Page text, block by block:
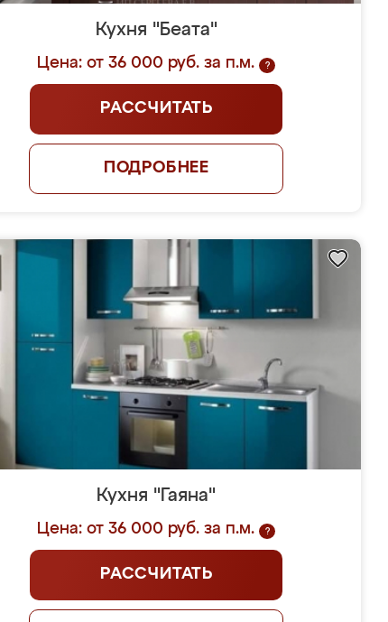
Кухня "Беата"
Цена: от 36 000 руб. за п.м. ?
РАССЧИТАТЬ
ПОДРОБНЕЕ
Кухня "Гаяна"
Цена: от 36 000 руб. за п.м. ?
РАССЧИТАТЬ